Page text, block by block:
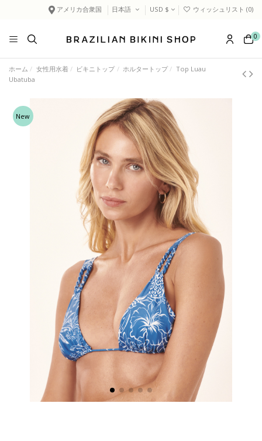
アメリカ合衆国 日本語 USD $ ウィッシュリスト (0)
0
ホーム 女性用水着 ビキニトップ ホルタートップ
Top Luau
Ubatuba
New